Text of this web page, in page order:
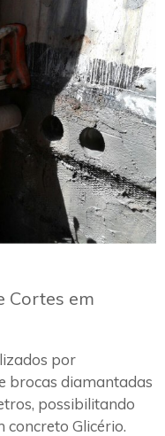
Cortes em
por
brocas diamantadas
possibilitando
Glicério.